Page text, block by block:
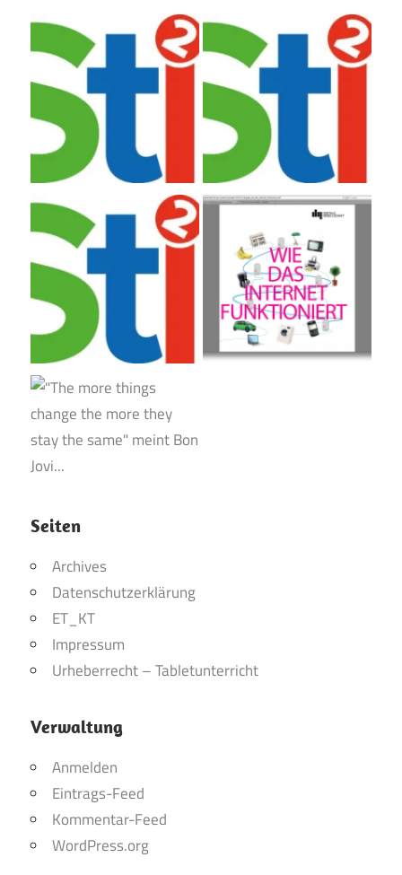
Seiten
Archives
Datenschutzerklärung
ET_KT
Impressum
Urheberrecht – Tabletunterricht
Verwaltung
Anmelden
Eintrags-Feed
Kommentar-Feed
WordPress.org